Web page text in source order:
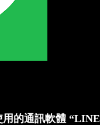
的通訊軟體